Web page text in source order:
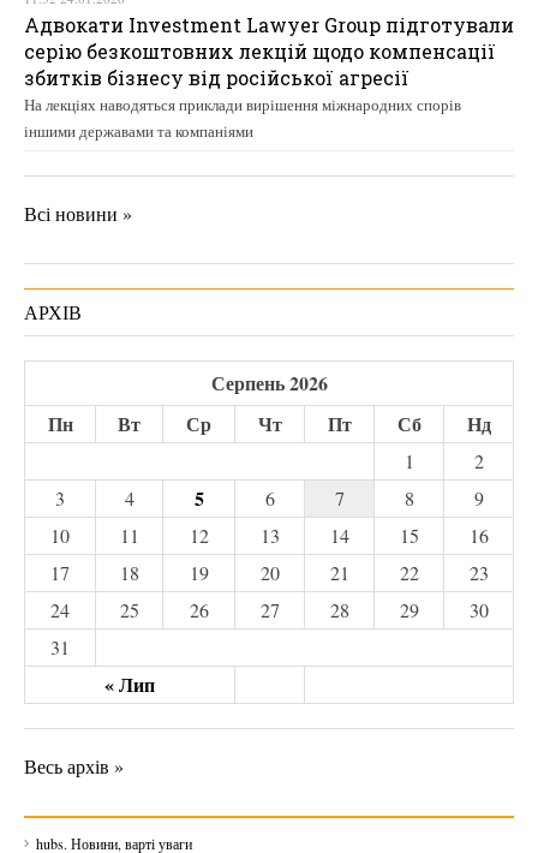
Адвокати Investment Lawyer Group підготували
серію безкоштовних лекцій щодо компенсації
збитків бізнесу від російської агресії
На лекціях наводяться приклади вирішення міжнародних спорів
іншими державами та компаніями
Всі новини »
АРХІВ
Серпень 2026
Пн
Вт Ср Чт Пт Сб Нд
« Лип
1
2
3
4 5 6 7 8
9
10
11 12 13 14 15
16
17
18 19 20 21 22
23
24
25 26 27 28 29
30
31
Весь архів »
hubs. Новини, варті уваги